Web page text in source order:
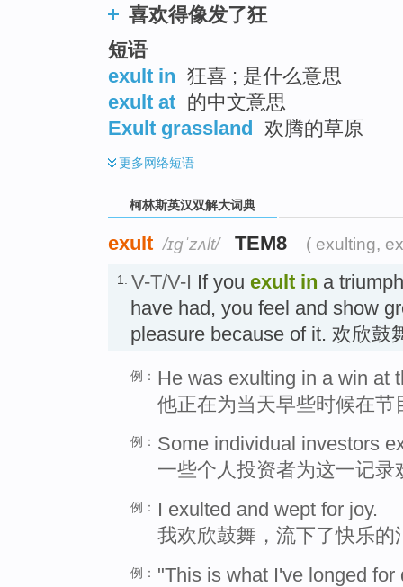
喜欢得像发了狂
短语
exult in 狂喜 ; 是什么意思
exult at 的中文意思
Exult grassland 欢腾的草原
更多网络短语
柯林斯英汉双解大词典
exult /ɪɡˈzʌlt/ TEM8 ( exulting,
1. V-T/V-I If you exult in a
have had, you feel and show
pleasure because of it. 欢欣鼓
例： He was exulting in a win at
他正在为当天早些时候在
例： Some individual investors
一些个人投资者为这一记录
例：
I exulted and wept for joy.
我欢欣鼓舞，流下了快乐的
例： "This is what I've longed